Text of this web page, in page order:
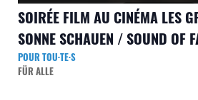
SOIRÉE FILM AU CINÉMA LES
SONNE SCHAUEN / SOUND OF
FÜR ALLE
POUR TOU·TE·S